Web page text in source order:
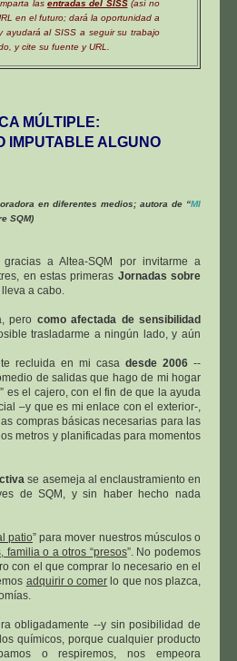
las entradas del SISS(así no
en el futuro; dará la oportunidad a
ayudará al SISS a seguir su trabajo
y cite su fuente y URL.
MÚLTIPLE:
IMPUTABLE ALGUNO
en diferentes medios; autora de “MI
SQM)
a Altea-SQM por invitarme a
en estas primeras Jornadas sobre
a cabo.
pero como afectada de sensibilidad
trasladarme a ningún lado, y aún
recluida en mi casa desde 2006 --
de salidas que hago de mi hogar
es el cajero, con el fin de que la ayuda
–y que es mi enlace con el exterior-,
compras básicas necesarias para las
metros y planificadas para momentos
se asemeja al enclaustramiento en
de SQM, y sin haber hecho nada
patio” para mover nuestros músculos o
familia o a otros “presos”. No podemos
con el que comprar lo necesario en el
adquirir o comer lo que nos plazca,
obligadamente --y sin posibilidad de
químicos, porque cualquier producto
o respiremos, nos empeora